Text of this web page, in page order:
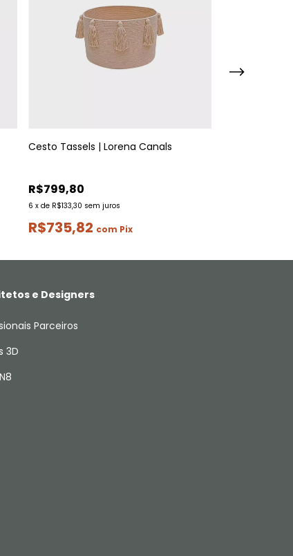
Cesto Tassels | Lorena Canals
R$799,80
6 x de R$133,30 sem juros
R$735,82 com Pix
e Designers
Parceiros
3D